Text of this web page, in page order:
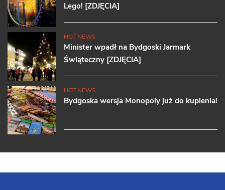
Lego! [ZDJĘCIA]
HOT NEWS
Minister wpadł na Bydgoski Jarmark
Świąteczny [ZDJĘCIA]
HOT NEWS
Bydgoska wersja Monopoly już do kupienia!